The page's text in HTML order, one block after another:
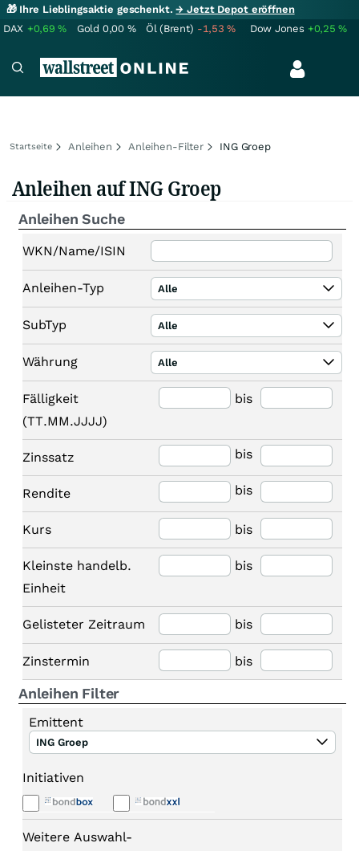
🎁 Ihre Lieblingsaktie geschenkt.→ Jetzt Depot eröffnen
DAX +0,69% Gold 0,00 % Öl (Brent) -1,53% Dow Jones +0,25%
Startseite Anleihen Anleihen-Filter ING Groep
Anleihen auf ING Groep
Anleihen Suche
WKN/Name/ISIN
Anleihen-Typ Alle
SubTyp Alle
Währung Alle
Fälligkeit
(TT.MM.JJJJ)
bis
Zinssatz bis
Rendite bis
Kurs bis
Kleinste handelb.
Einheit
bis
Gelisteter Zeitraum bis
Zinstermin bis
Anleihen Filter
Emittent
ING Groep
Initiativen
Weitere Auswahl-